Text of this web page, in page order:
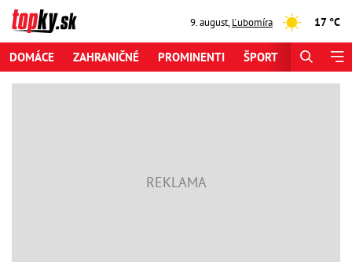
9. august,Ľubomíra 17 °C
DOMÁCE ZAHRANIČNÉ PROMINENTI ŠPORT